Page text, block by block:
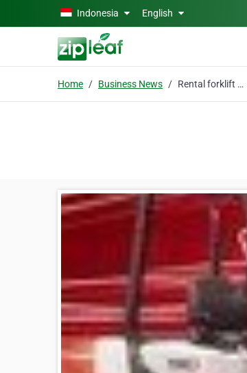
Skip to main contentIndonesia English
Home Business News Rental forklift sidoarjo